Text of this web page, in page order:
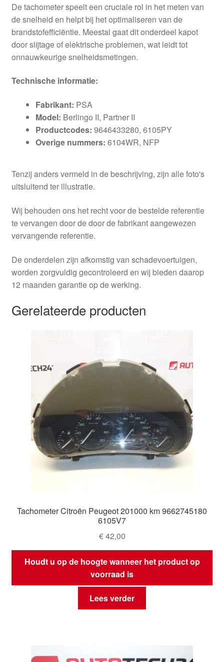
De tachometer speelt een cruciale rol in het meten van
de snelheid en helpt bij het optimaliseren van de
brandstofefficiëntie. Meestal gaat dit onderdeel kapot
door slijtage of elektrische problemen, wat leidt tot
onnauwkeurige snelheidsmetingen.
Technische informatie:
Fabrikant: PSA
Model: Berlingo II, Partner II
Productcodes: 9646433280, 6105PY
Overige nummers: 6104WR, NFP
Tenzij anders vermeld in de beschrijving, zijn alle foto's
uitsluitend ter illustratie.
Wij behouden ons het recht voor de bestelde referentie
te vervangen door de door de fabrikant aangewezen
vervangende referentie.
De onderdelen zijn afkomstig van schadevoertuigen,
worden zorgvuldig gecontroleerd en wij bieden daarop
12 maanden garantie op de werking.
Gerelateerde producten
Tachometer Citroën Peugeot 201000 km 9662745180
6105V7
€42,00
Houdt u op de hoogte wanneer het product op
voorraad is
Lees verder